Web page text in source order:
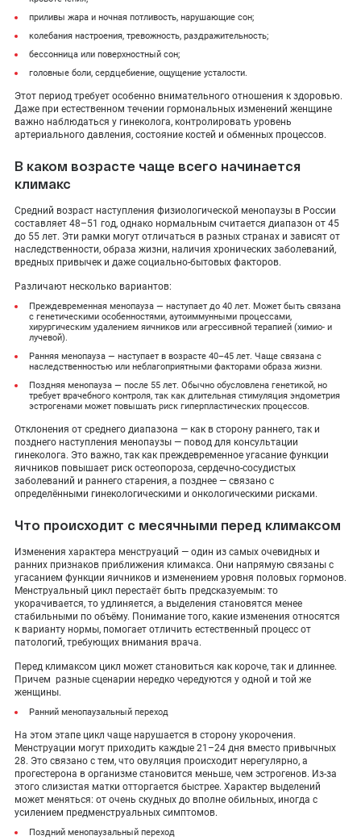
приливы жара и ночная потливость, нарушающие сон;
колебания настроения, тревожность, раздражительность;
бессонница или поверхностный сон;
головные боли, сердцебиение, ощущение усталости.
Этот период требует особенно внимательного отношения к здоровью.
Даже при естественном течении гормональных изменений женщине
важно наблюдаться у гинеколога, контролировать уровень
артериального давления, состояние костей и обменных процессов.
В каком возрасте чаще всего начинается
климакс
Средний возраст наступления физиологической менопаузы в России
составляет 48–51 год, однако нормальным считается диапазон от 45
до 55 лет. Эти рамки могут отличаться в разных странах и зависят от
наследственности, образа жизни, наличия хронических заболеваний,
вредных привычек и даже социально-бытовых факторов.
Различают несколько вариантов:
Преждевременная менопауза — наступает до 40 лет. Может быть связана
с генетическими особенностями, аутоиммунными процессами,
хирургическим удалением яичников или агрессивной терапией (химио- и
лучевой).
Ранняя менопауза — наступает в возрасте 40–45 лет. Чаще связана с
наследственностью или неблагоприятными факторами образа жизни.
Поздняя менопауза — после 55 лет. Обычно обусловлена генетикой, но
требует врачебного контроля, так как длительная стимуляция эндометрия
эстрогенами может повышать риск гиперпластических процессов.
Отклонения от среднего диапазона — как в сторону раннего, так и
позднего наступления менопаузы — повод для консультации
гинеколога. Это важно, так как преждевременное угасание функции
яичников повышает риск остеопороза, сердечно-сосудистых
заболеваний и раннего старения, а позднее — связано с
определёнными гинекологическими и онкологическими рисками.
Что происходит с месячными перед климаксом
Изменения характера менструаций — один из самых очевидных и
ранних признаков приближения климакса. Они напрямую связаны с
угасанием функции яичников и изменением уровня половых гормонов.
Менструальный цикл перестаёт быть предсказуемым: то
укорачивается, то удлиняется, а выделения становятся менее
стабильными по объёму. Понимание того, какие изменения относятся
к варианту нормы, помогает отличить естественный процесс от
патологий, требующих внимания врача.
Перед климаксом цикл может становиться как короче, так и длиннее.
Причем разные сценарии нередко чередуются у одной и той же
женщины.
Ранний менопаузальный переход
На этом этапе цикл чаще нарушается в сторону укорочения.
Менструации могут приходить каждые 21–24 дня вместо привычных
28. Это связано с тем, что овуляция происходит нерегулярно, а
прогестерона в организме становится меньше, чем эстрогенов. Из-за
этого слизистая матки отторгается быстрее. Характер выделений
может меняться: от очень скудных до вполне обильных, иногда с
усилением предменструальных симптомов.
Поздний менопаузальный переход